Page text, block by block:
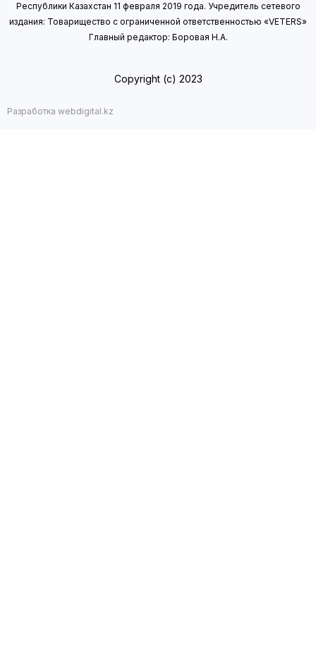
Республики Казахстан 11 февраля 2019 года. Учредитель сетевого
издания: Товарищество с ограниченной ответственностью «VETERS»
Главный редактор: Боровая Н.А.
Copyright (с) 2023
Разработка webdigital.kz